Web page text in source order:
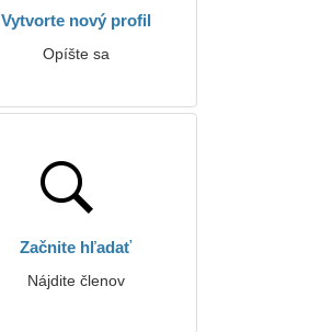
Vytvorte nový profil
Opíšte sa
Začnite hľadať
Nájdite členov